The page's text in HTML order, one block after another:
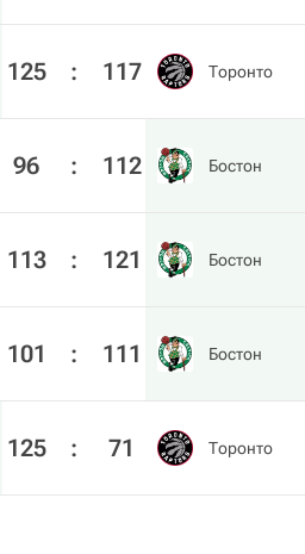
125 : 117 Торонто
96 : 112 Бостон
113 : 121 Бостон
101 : 111 Бостон
125 : 71 Торонто